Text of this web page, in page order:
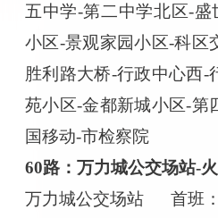
五中学-第二中学北区-
小区-景观家园小区-科区
胜利路大桥-行政中心西-
苑小区-金都新城小区-第
国移动-市检察院
60路：万力城公交场站-
万力城公交场站
首班：